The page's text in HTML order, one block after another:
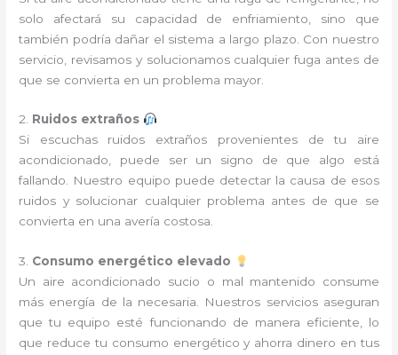
solo afectará su capacidad de enfriamiento, sino que
también podría dañar el sistema a largo plazo. Con nuestro
servicio, revisamos y solucionamos cualquier fuga antes de
que se convierta en un problema mayor.
2. Ruidos extraños
Si escuchas ruidos extraños provenientes de tu aire
acondicionado, puede ser un signo de que algo está
fallando. Nuestro equipo puede detectar la causa de esos
ruidos y solucionar cualquier problema antes de que se
convierta en una avería costosa.
3. Consumo energético elevado
Un aire acondicionado sucio o mal mantenido consume
más energía de la necesaria. Nuestros servicios aseguran
que tu equipo esté funcionando de manera eficiente, lo
que reduce tu consumo energético y ahorra dinero en tus